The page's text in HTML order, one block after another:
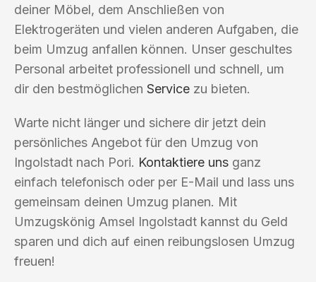
deiner Möbel, dem Anschließen von
Elektrogeräten und vielen anderen Aufgaben, die
beim Umzug anfallen können. Unser geschultes
Personal arbeitet professionell und schnell, um
dir den bestmöglichen Service zu bieten.
Warte nicht länger und sichere dir jetzt dein
persönliches Angebot für den Umzug von
Ingolstadt nach Pori. Kontaktiere uns ganz
einfach telefonisch oder per E-Mail und lass uns
gemeinsam deinen Umzug planen. Mit
Umzugskönig Amsel Ingolstadt kannst du Geld
sparen und dich auf einen reibungslosen Umzug
freuen!